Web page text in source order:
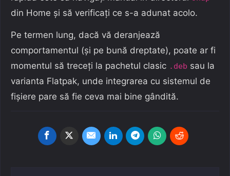
din Home și să verificați ce s-a adunat acolo.
Pe termen lung, dacă vă deranjează
comportamentul (și pe bună dreptate), poate ar fi
momentul să treceți la pachetul clasic .deb sau la
varianta Flatpak, unde integrarea cu sistemul de
fișiere pare să fie ceva mai bine gândită.